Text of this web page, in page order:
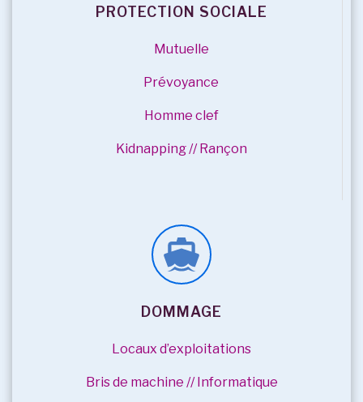
PROTECTION SOCIALE
Mutuelle
Prévoyance
Homme clef
Kidnapping // Rançon
DOMMAGE
Locaux d’exploitations
Bris de machine // Informatique